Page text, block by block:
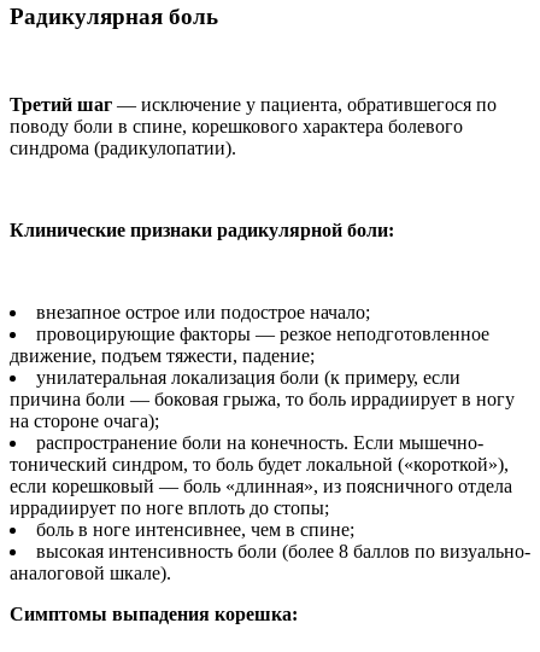
Радикулярная боль
Третий шаг — исключе­ние у пациента, обративше­гося по
поводу боли в спи­не, корешкового характера болевого
синдрома (радику­лопатии).
Клинические признаки радикулярной боли:
внезапное острое или подострое начало;
провоцирующие факто­ры — резкое неподготовлен­ное
движение, подъем тяже­сти, падение;
унилатеральная локали­зация боли (к примеру, если
причина боли — боковая грыжа, то боль иррадииру­ет в ногу
на стороне очага);
распространение боли на конечность. Если мышеч­но-
тонический синдром, то боль будет локальной («ко­роткой»),
если корешко­вый — боль «длинная», из поясничного отдела
ирра­диирует по ноге вплоть до стопы;
боль в ноге интенсив­нее, чем в спине;
высокая интенсивность боли (более 8 баллов по ви­зуально-
аналоговой шкале).
Симптомы выпадения корешка: